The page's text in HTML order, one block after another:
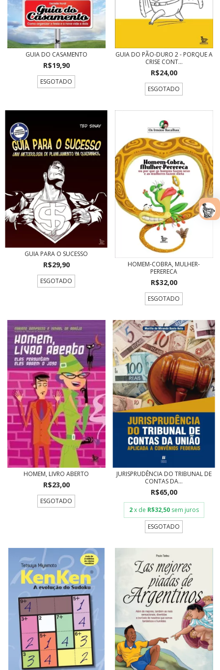
GUIA DO CASAMENTO
R$19,90
ESGOTADO
GUIA DO PÃO-DURO 2 - PORQUE A
CRISE CONT...
R$24,00
ESGOTADO
GUIA PARA O SUCESSO
R$29,90
ESGOTADO
HOMEM-COBRA, MULHER-
PERERECA
R$32,00
ESGOTADO
HOMEM, LIVRO ABERTO
R$23,00
ESGOTADO
JURISPRUDÊNCIA DO TRIBUNAL DE
CONTAS DA...
R$65,00
2 x de R$32,50 sem juros
ESGOTADO